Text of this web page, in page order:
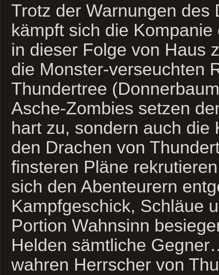
Trotz der Warnungen des
kämpft sich die
in dieser Folge von Haus
die Monster-verseuchten
Thundertree
Asche-Zombies setzen
hart zu, sondern auch die
den Drachen von
finsteren Pläne
sich den Abenteurern
Kampfgeschick, Schläue
Portion Wahnsinn
Helden sämtliche
wahren Herrscher von